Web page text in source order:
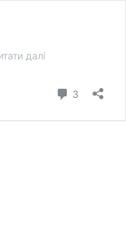
даліЯпонські
європейському
3 коментарі